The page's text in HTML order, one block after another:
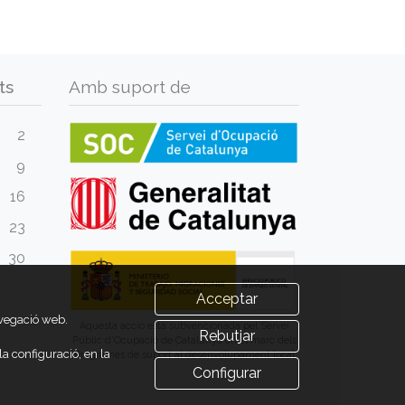
2
9
16
23
30
Amb suport de
Aquesta acció està subvencionada pel Servei
Públic d’Ocupació de Catalunya en el marc dels
Programes de suport al desenvolupament local
web.
configuració, en la
Acceptar
Rebutjar
Configurar